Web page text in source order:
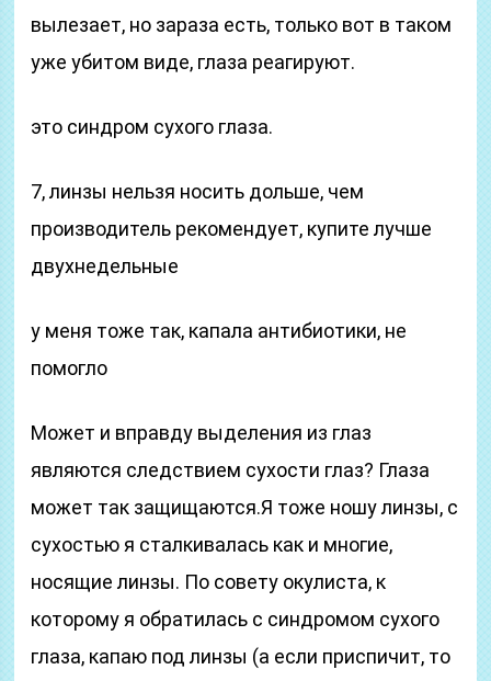
вылезает, но зараза есть, только вот в таком
уже убитом виде, глаза реагируют.
это синдром сухого глаза.
7, линзы нельзя носить дольше, чем
производитель рекомендует, купите лучше
двухнедельные
у меня тоже так, капала антибиотики, не
помогло
Может и вправду выделения из глаз
являются следствием сухости глаз? Глаза
может так защищаются.Я тоже ношу линзы, с
сухостью я сталкивалась как и многие,
носящие линзы. По совету окулиста, к
которому я обратилась с синдромом сухого
глаза, капаю под линзы (а если приспичит, то